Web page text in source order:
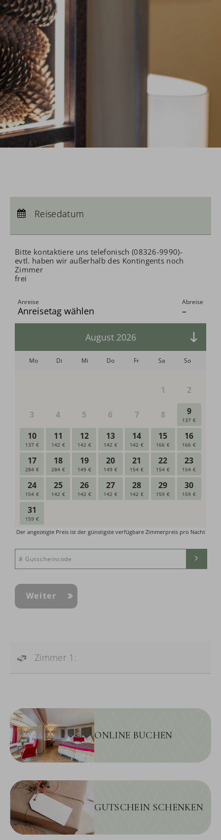
Abreise:keine Auswahl
Reisedatum
Bitte kontaktiere uns telefonisch (08326-9990)-
evtl. haben wir außerhalb des Kontingents noch
Zimmer
frei
Weiter
Zimmer 1:
ONLINE BUCHEN
GUTSCHEIN SCHENKEN